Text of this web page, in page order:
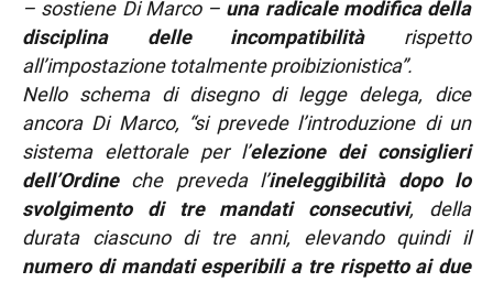
– sostiene Di Marco – una radicale modifica della
disciplina delle incompatibilitàrispetto
all’impostazione totalmente proibizionistica”.
Nello schema di disegno di legge delega, dice
ancora Di Marco, “si prevede l’introduzione di un
sistema elettorale per l’elezione dei consiglieri
dell’Ordineche preveda l’ineleggibilità dopo lo
svolgimento di tre mandati consecutivi, della
durata ciascuno di tre anni, elevando quindi il
numero di mandati esperibili a tre rispetto ai due